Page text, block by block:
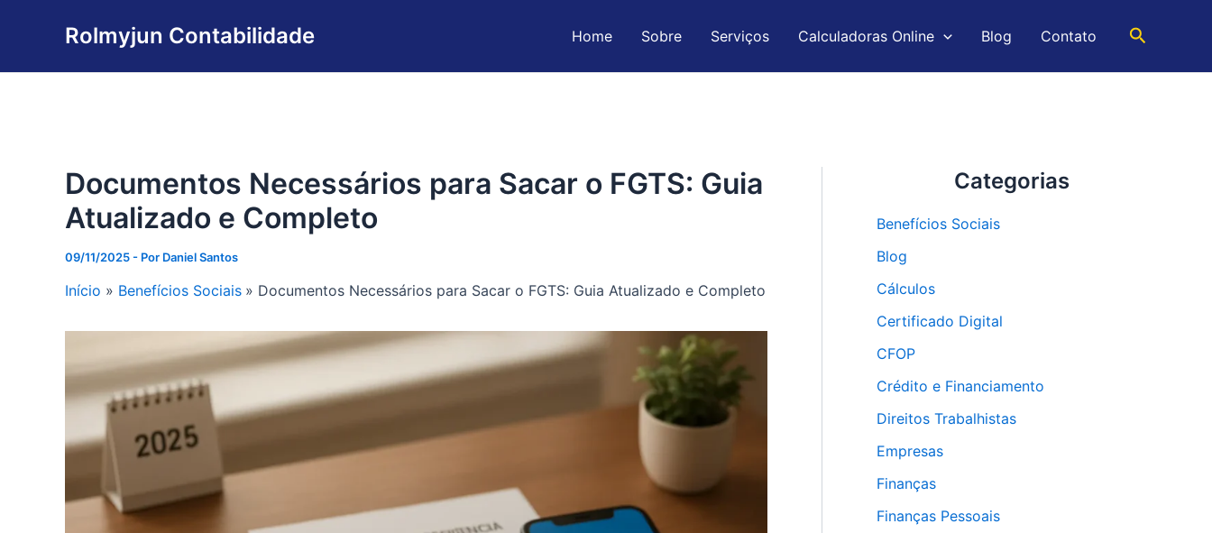
Rolmyjun Contabilidade Home Sobre Serviços Calculadoras Online Blog Contato Pesquisar
Documentos Necessários para Sacar o FGTS: Guia
Atualizado e Completo
09/11/2025- Por Daniel Santos
Início Benefícios Sociais Documentos Necessários para Sacar o FGTS: Guia Atualizado e Completo
Categorias
Benefícios Sociais
Blog
Cálculos
Certificado Digital
CFOP
Crédito e Financiamento
Direitos Trabalhistas
Empresas
Finanças
Finanças Pessoais